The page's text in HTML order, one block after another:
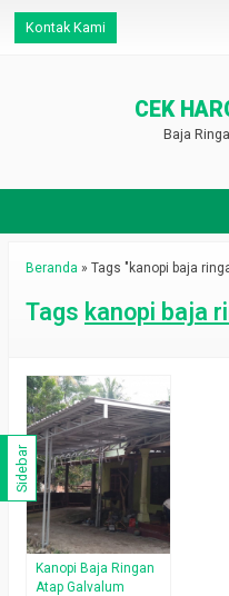
Kontak Kami
CEK
Baja
Beranda » Tags "kanopi baja
Tags kanopi baja
Kanopi Baja Ringan
Atap Galvalum
Sidebar